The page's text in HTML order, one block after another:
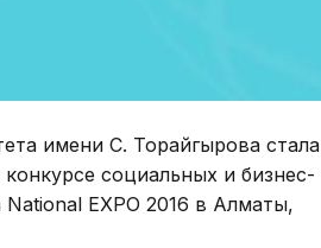
имени С. Торайгырова стала
социальных и бизнес-
EXPO 2016 в Алматы,